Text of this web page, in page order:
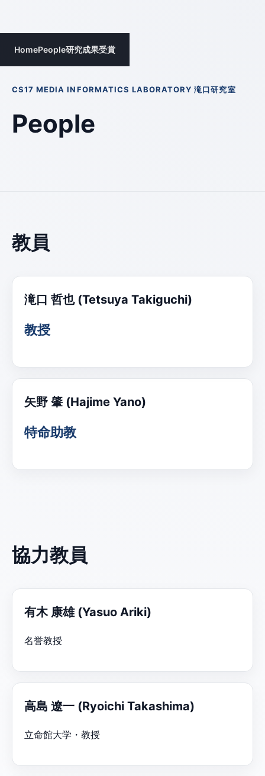
HomePeople研究成果受賞
CS17 MEDIA INFORMATICS LABORATORY 滝口研究室
People
教員
滝口 哲也 (Tetsuya Takiguchi)
教授
矢野 肇 (Hajime Yano)
特命助教
協力教員
有木 康雄 (Yasuo Ariki)
名誉教授
高島 遼一 (Ryoichi Takashima)
立命館大学・教授